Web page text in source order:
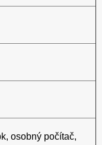
osobný počítač,